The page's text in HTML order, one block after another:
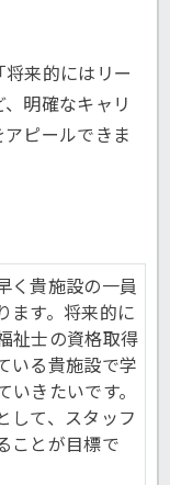
将来的にはリー
明確なキャリ
ピールできま
く貴施設の一員
ます。将来的に
祉士の資格取得
いる貴施設で学
きたいです。
して、スタッフ
ことが目標で